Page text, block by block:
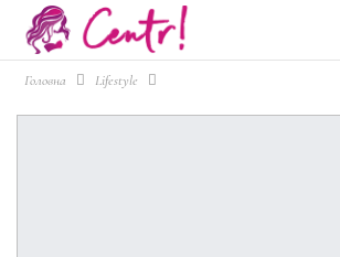
Головна Lifestyle